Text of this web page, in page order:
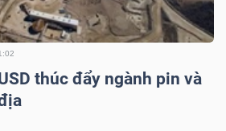
thúc đẩy ngành pin và